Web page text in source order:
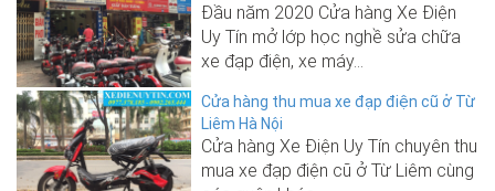
Đầu năm 2020 Cửa hàng Xe Điện
Uy Tín mở lớp học nghề sửa chữa
xe đạp điện, xe máy...
Cửa hàng thu mua xe đạp điện cũ ở Từ
Liêm Hà Nội
Cửa hàng Xe Điện Uy Tín chuyên thu
mua xe đạp điện cũ ở Từ Liêm cùng